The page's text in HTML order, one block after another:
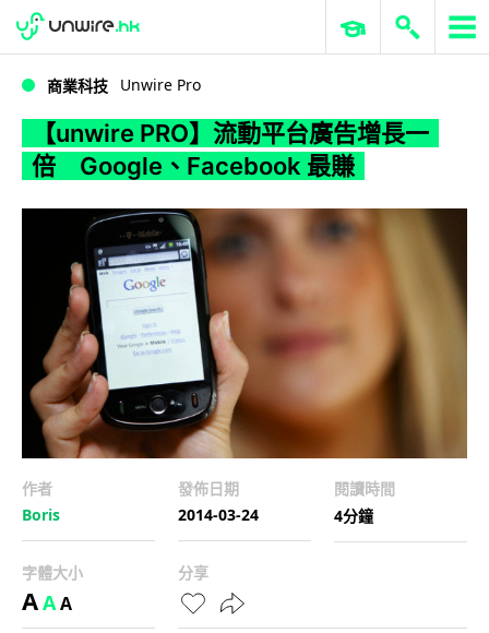
WWDC 2026 ERP 與商業 AI
商業科技 Unwire Pro
【unwire PRO】流動平台廣告增長一
倍 Google、Facebook 最賺
作者
Boris
發佈日期
2014-03-24
閱讀時間
4分鐘
字體大小
AAA
分享